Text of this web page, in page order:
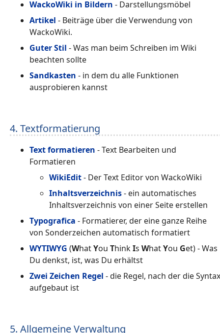
WackoWiki in Bildern - Darstellungsmöbel
Artikel - Beiträge über die Verwendung von
WackoWiki.
Guter Stil - Was man beim Schreiben im Wiki
beachten sollte
Sandkasten - in dem du alle Funktionen
ausprobieren kannst
4. Textformatierung
Text formatieren - Text Bearbeiten und
Formatieren
WikiEdit- Der Text Editor von WackoWiki
Inhaltsverzeichnis- ein automatisches
Inhaltsverzeichnis von einer Seite erstellen
Typografica - Formatierer, der eine ganze Reihe
von Sonderzeichen automatisch formatiert
WYTIWYG (WhatYou ThinkIs WhatYou Get) - Was
Du denkst, ist, was Du erhältst
Zwei Zeichen Regel - die Regel, nach der die Syntax
aufgebaut ist
5. Allgemeine Verwaltung